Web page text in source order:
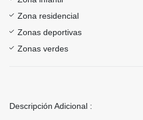
Zona residencial
Zonas deportivas
Zonas verdes
Descripción Adicional :